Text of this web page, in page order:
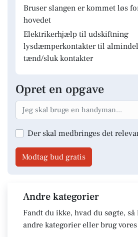
Bruser slangen er kommet løs
hovedet
Elektrikerhjælp til udskiftning
lysdæmperkontakter til
tænd/sluk kontakter
Opret en opgave
Der skal medbringes det
Modtag bud gratis
Andre kategorier
Fandt du ikke, hvad du søgte,
andre kategorier eller brug vores